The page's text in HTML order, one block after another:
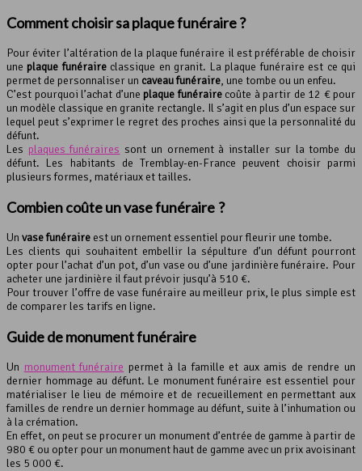
Comment choisir saplaque funéraire?
Pour éviter l’altération de la plaque funéraire il est préférable de choisir
une plaque funéraireclassique en granit. La plaque funéraire est ce qui
permet de personnaliser un caveau funéraire, une tombe ou un enfeu.
C’est pourquoi l’achat d’une plaque funérairecoûte à partir de 12 € pour
un modèle classique en granite rectangle. Il s’agit en plus d’un espace sur
lequel peut s’exprimer le regret des proches ainsi que la personnalité du
défunt.
Les plaques funéraires sont un ornement à installer sur la tombe du
défunt. Les habitants de Tremblay-en-France peuvent choisir parmi
plusieurs formes, matériaux et tailles.
Combien coûte unvase funéraire ?
Un vase funéraire est un ornement essentiel pour fleurir une tombe.
Les clients qui souhaitent embellir la sépulture d’un défunt pourront
opter pour l’achat d’un pot, d’un vase ou d’une jardinière funéraire. Pour
acheter une jardinière il faut prévoir jusqu’à 510 €.
Pour trouver l’offre de vase funéraire au meilleur prix, le plus simple est
de comparer les tarifs en ligne.
Guide demonument funéraire
Un monument funéraire permet à la famille et aux amis de rendre un
dernier hommage au défunt. Le monument funéraire est essentiel pour
matérialiser le lieu de mémoire et de recueillement en permettant aux
familles de rendre un dernier hommage au défunt, suite à l’inhumation ou
à la crémation.
En effet, on peut se procurer un monument d’entrée de gamme à partir de
980 € ou opter pour un monument haut de gamme avec un prix avoisinant
les 5 000 €.